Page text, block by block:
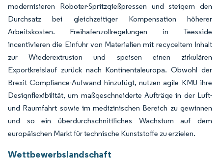
modernisieren Roboter-Spritzgießpressen und steigern den
Durchsatz bei gleichzeitiger Kompensation höherer
Arbeitskosten. Freihafenzollregelungen in Teesside
incentivieren die Einfuhr von Materialien mit recyceltem Inhalt
zur Wiederextrusion und speisen einen zirkulären
Exportkreislauf zurück nach Kontinentaleuropa. Obwohl der
Brexit Compliance-Aufwand hinzufügt, nutzen agile KMU ihre
Designflexibilität, um maßgeschneiderte Aufträge in der Luft-
und Raumfahrt sowie im medizinischen Bereich zu gewinnen
und so ein überdurchschnittliches Wachstum auf dem
europäischen Markt für technische Kunststoffe zu erzielen.
Wettbewerbslandschaft